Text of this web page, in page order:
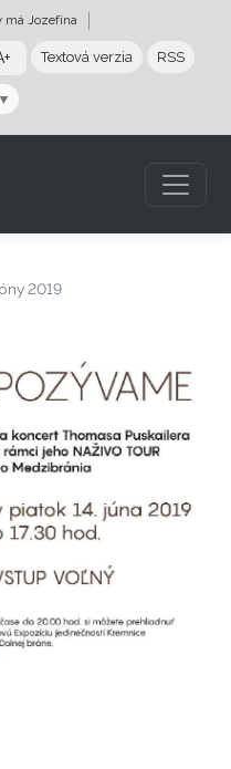
má Jozefína
Textová verzia RSS
▼
2019